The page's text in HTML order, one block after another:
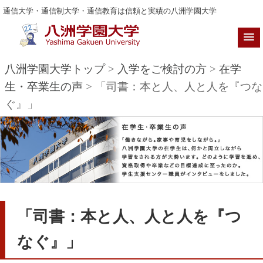
通信大学・通信制大学・通信教育は信頼と実績の八洲学園大学
八洲学園大学トップ> 入学をご検討の方 > 在学
生・卒業生の声 > 「司書：本と人、人と人を『つな
ぐ』」
「司書：本と人、人と人を『つ
なぐ』」